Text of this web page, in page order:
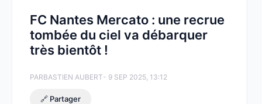
FC Nantes Mercato : une recrue
tombée du ciel va débarquer
très bientôt !
PARBASTIEN AUBERT- 9 SEP 2025, 13:12
🔗 Partager